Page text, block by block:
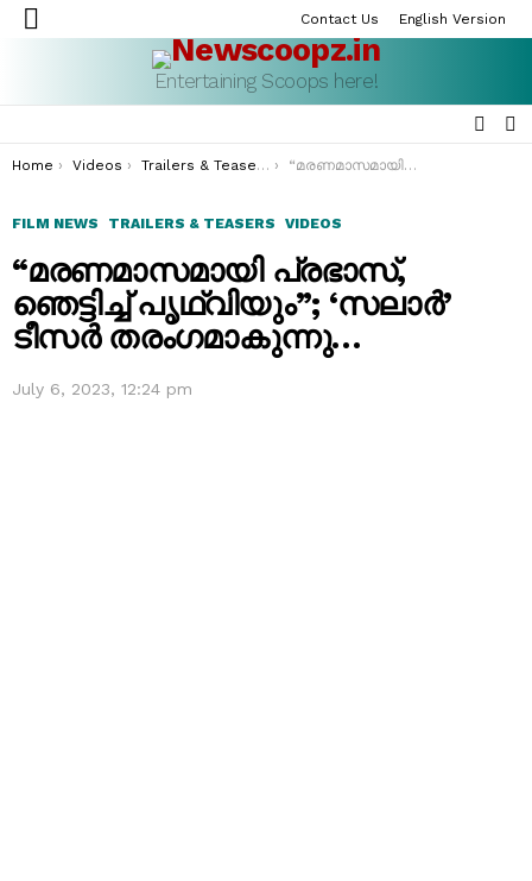
Menu
Contact Us English Version
Entertaining Scoops here!
You are here:
Home Videos Trailers & Teasers “മരണമാസമായി പ്രഭാസ്, ഞെട്ടിച്ച് പൃഥ്വിയും”; ‘സലാർ’ ടീസർ തരംഗമാകുന്നു…
FILM NEWS TRAILERS & TEASERS VIDEOS
“മരണമാസമായി പ്രഭാസ്,
ഞെട്ടിച്ച് പൃഥ്വിയും”; ‘സലാർ’
ടീസർ തരംഗമാകുന്നു…
July 6, 2023, 12:24 pm